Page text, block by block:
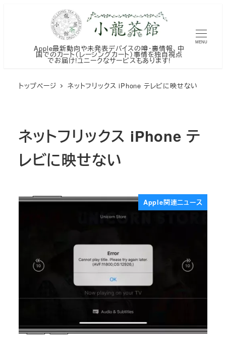
Apple最新動向や未発表デバイスの噂・裏情報、中
国でのカート（レーシングカート）事情を独自視点
でお届け!ユニークなサービスもあります!
MENU
トップページ ネットフリックス iPhone テレビに映せない
ネットフリックス iPhone テ
レビに映せない
Apple関連ニュース